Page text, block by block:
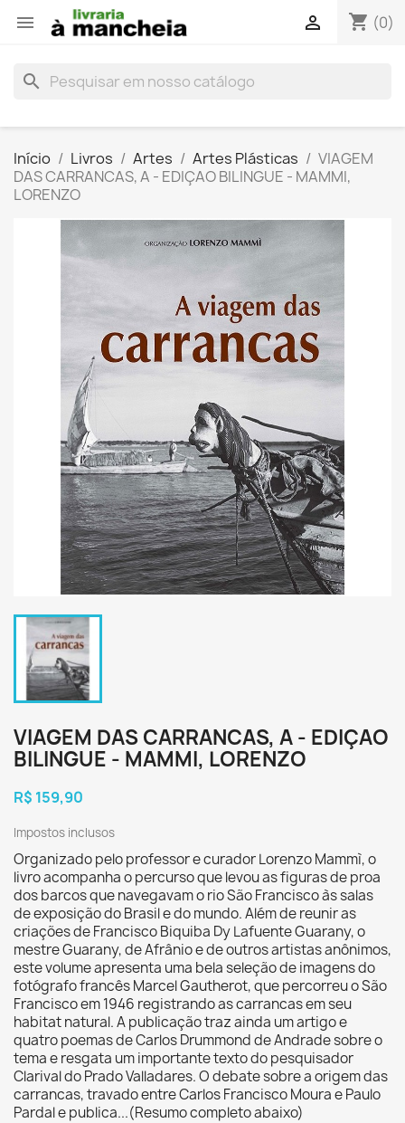
 shopping_cart (0)

search
Início Livros Artes Artes Plásticas
VIAGEM
DAS CARRANCAS, A - EDIÇAO BILINGUE - MAMMI,
LORENZO
VIAGEM DAS CARRANCAS, A - EDIÇAO
BILINGUE - MAMMI, LORENZO
R$ 159,90
Impostos inclusos
Organizado pelo professor e curador Lorenzo Mammì, o
livro acompanha o percurso que levou as figuras de proa
dos barcos que navegavam o rio São Francisco às salas
de exposição do Brasil e do mundo. Além de reunir as
criações de Francisco Biquiba Dy Lafuente Guarany, o
mestre Guarany, de Afrânio e de outros artistas anônimos,
este volume apresenta uma bela seleção de imagens do
fotógrafo francês Marcel Gautherot, que percorreu o São
Francisco em 1946 registrando as carrancas em seu
habitat natural. A publicação traz ainda um artigo e
quatro poemas de Carlos Drummond de Andrade sobre o
tema e resgata um importante texto do pesquisador
Clarival do Prado Valladares. O debate sobre a origem das
carrancas, travado entre Carlos Francisco Moura e Paulo
Pardal e publica...(Resumo completo abaixo)